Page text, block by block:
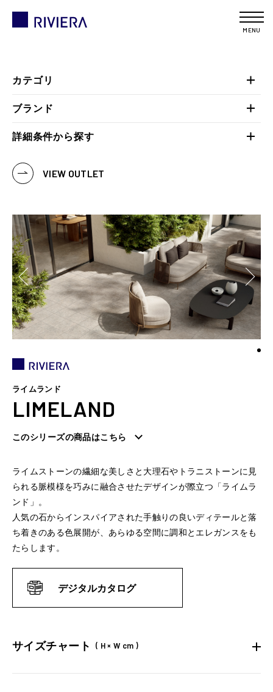
MENU
ライムランド
LIMELAND
このシリーズの商品はこちら
ライムストーンの繊細な美しさと大理石やトラニストーンに見
られる脈模様を巧みに融合させたデザインが際立つ「ライムラ
ンド」。
人気の石からインスパイアされた手触りの良いディテールと落
ち着きのある色展開が、あらゆる空間に調和とエレガンスをも
たらします。
デジタルカタログ
サイズチャート ( H × W cm )
カテゴリ
ブランド
詳細条件から探す
VIEW OUTLET